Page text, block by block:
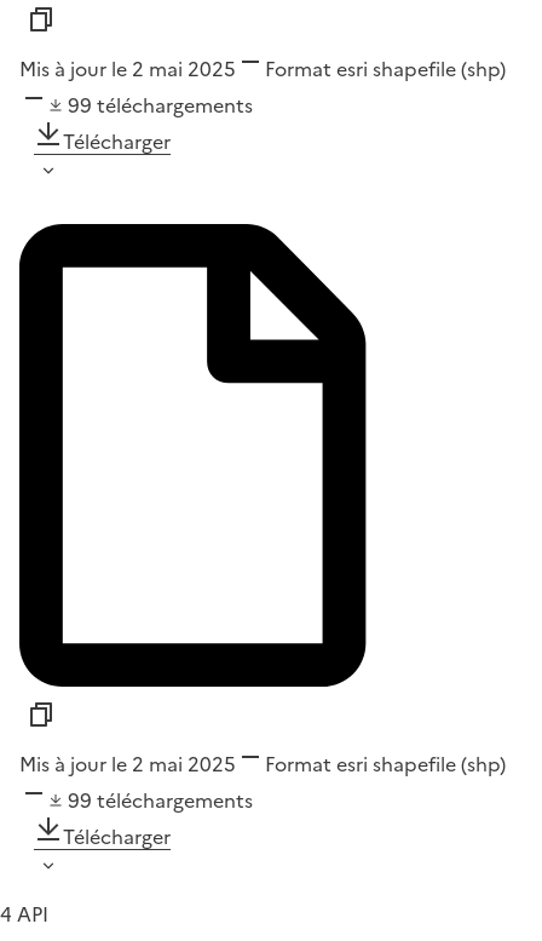
Mis à jour le 2 mai 2025 Format esri shapefile (shp)
99 téléchargements
Télécharger
Mis à jour le 2 mai 2025 Format esri shapefile (shp)
99 téléchargements
Télécharger
4 API